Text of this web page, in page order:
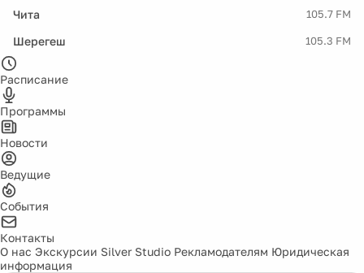
Чита 105.7 FM
Шерегеш 105.3 FM
Расписание
Программы
Новости
Ведущие
События
Контакты
О нас Экскурсии Silver Studio Рекламодателям Юридическая
информация